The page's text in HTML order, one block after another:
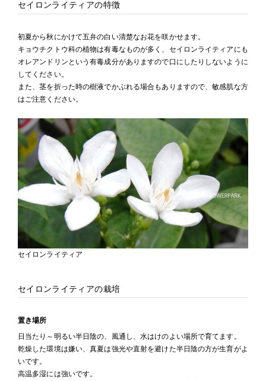
セイロンライティアの特徴
初夏から秋にかけて五弁の白い清楚なお花を咲かせます。
キョウチクトウ科の植物は有毒なものが多く、セイロンライティアにも
オレアンドリンという有毒成分がありますので口にしたりしないように
してください。
また、茎を折った時の樹液でかぶれる場合もありますので、敏感肌な方
はご注意ください。
セイロンライティア
セイロンライティアの栽培
置き場所
日当たり～明るい半日陰の、風通し、水はけのよい場所で育てます。
乾燥した環境は嫌い、真夏は強光や直射を避けた半日陰の方が生育がよ
いです。
高温多湿には強いです。